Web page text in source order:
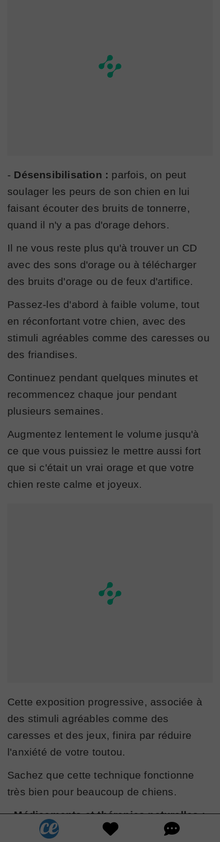
- Désensibilisation : parfois, on peut
soulager les peurs de son chien en lui
faisant écouter des bruits de tonnerre,
quand il n'y a pas d'orage dehors.
Il ne vous reste plus qu'à trouver un CD
avec des sons d'orage ou à télécharger
des bruits d'orage ou de feux d'artifice.
Passez-les d'abord à faible volume, tout
en réconfortant votre chien, avec des
stimuli agréables comme des caresses ou
des friandises.
Continuez pendant quelques minutes et
recommencez chaque jour pendant
plusieurs semaines.
Augmentez lentement le volume jusqu'à
ce que vous puissiez le mettre aussi fort
que si c'était un vrai orage et que votre
chien reste calme et joyeux.
Cette exposition progressive, associée à
des stimuli agréables comme des
caresses et des jeux, finira par réduire
l'anxiété de votre toutou.
Sachez que cette technique fonctionne
très bien pour beaucoup de chiens.
-Médicaments et thérapies naturelles :
en tant que propriétaire de chien, on n'a